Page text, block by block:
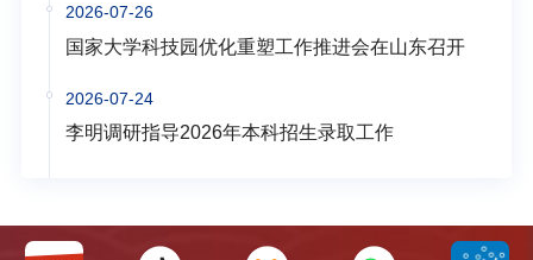
2026-07-26
国家大学科技园优化重塑工作推进会在山东召开
2026-07-24
李明调研指导2026年本科招生录取工作